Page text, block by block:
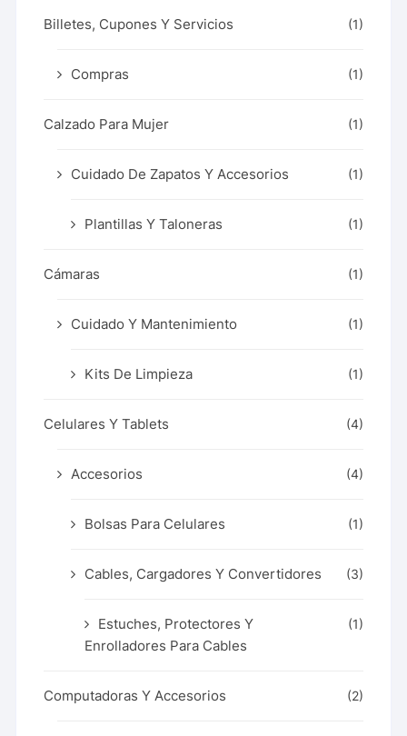
Billetes, Cupones Y Servicios (1)
Compras (1)
Calzado Para Mujer (1)
Cuidado De Zapatos Y Accesorios (1)
Plantillas Y Taloneras (1)
Cámaras (1)
Cuidado Y Mantenimiento (1)
Kits De Limpieza (1)
Celulares Y Tablets (4)
Accesorios (4)
Bolsas Para Celulares (1)
Cables, Cargadores Y Convertidores (3)
Estuches, Protectores Y
Enrolladores Para Cables
(1)
Computadoras Y Accesorios (2)